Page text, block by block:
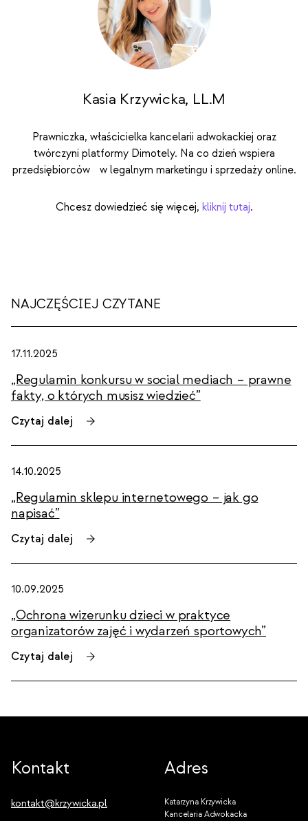
Kasia Krzywicka, LL.M
Prawniczka, właścicielka kancelarii adwokackiej oraz
twórczyni platformy Dimotely. Na co dzień wspiera
przedsiębiorców w legalnym marketingu i sprzedaży online.
Chcesz dowiedzieć się więcej, kliknij tutaj.
NAJCZĘŚCIEJ CZYTANE
17.11.2025
„Regulamin konkursu w social mediach – prawne
fakty, o których musisz wiedzieć”
Czytaj dalej
14.10.2025
„Regulamin sklepu internetowego – jak go
napisać”
Czytaj dalej
10.09.2025
„Ochrona wizerunku dzieci w praktyce
organizatorów zajęć i wydarzeń sportowych”
Czytaj dalej
Kontakt
kontakt@krzywicka.pl
Adres
Katarzyna Krzywicka
Kancelaria Adwokacka